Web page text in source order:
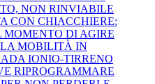
NON RINVIABILE
CON CHIACCHIERE:
MOMENTO DI AGIRE
MOBILITÀ IN
IONIO-TIRRENO
RIPROGRAMMARE